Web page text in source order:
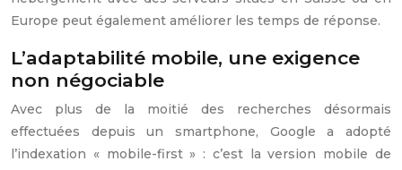
Europe peut également améliorer les temps de réponse.
L’adaptabilité mobile, une exigence
non négociable
Avec plus de la moitié des recherches désormais
effectuées depuis un smartphone, Google a adopté
l’indexation « mobile-first » : c’est la version mobile de